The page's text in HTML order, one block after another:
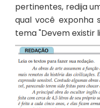
pertinentes, redija
qual você exponha
tema "Devem existir